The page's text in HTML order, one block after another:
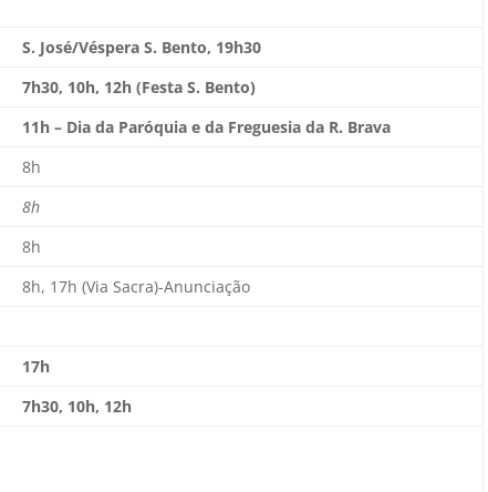
S. José/Véspera S. Bento, 19h30
7h30, 10h, 12h (Festa S. Bento)
11h – Dia da Paróquia e da Freguesia da R. Brava
8h
8h
8h
8h, 17h (Via Sacra)-Anunciação
17h
7h30, 10h, 12h